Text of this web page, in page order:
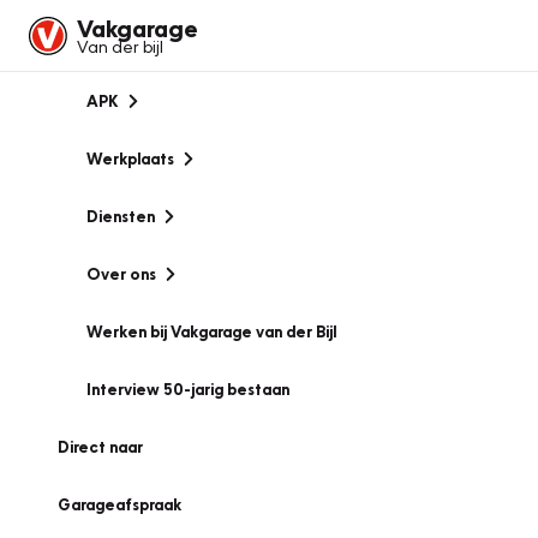
Vakgarage
Van der bijl
APK
Werkplaats
Diensten
Over ons
Werken bij Vakgarage van der Bijl
Interview 50-jarig bestaan
Direct naar
Garageafspraak